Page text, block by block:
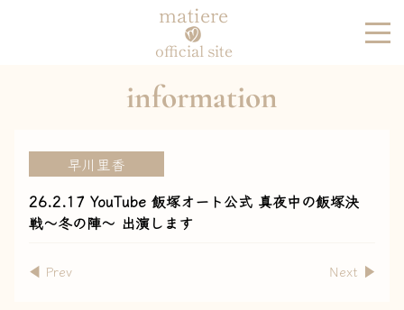
matiere
official site
information
早川里香
26.2.17 YouTube 飯塚オート公式 真夜中の飯塚決
戦〜冬の陣〜 出演します
◀︎ Prev Next ▶︎